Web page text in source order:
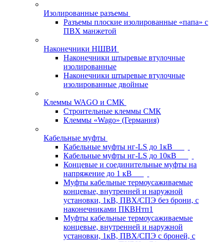
Изолированные разъемы
Разъемы плоские изолированные «папа» с
ПВХ манжетой
Наконечники НШВИ
Наконечники штыревые втулочные
изолированные
Наконечники штыревые втулочные
изолированные двойные
Клеммы WAGO и СМК
Строительные клеммы СМК
Клеммы «Wago» (Германия)
Кабельные муфты
Кабельные муфты нг-LS до 1кВ
Кабельные муфты нг-LS до 10кВ
Концевые и соединительные муфты на
напряжение до 1 кВ
Муфты кабельные термоусаживаемые
концевые, внутренней и наружной
установки, 1кВ, ПВХ/СПЭ без брони, с
наконечниками ПКВНтп1
Муфты кабельные термоусаживаемые
концевые, внутренней и наружной
установки, 1кВ, ПВХ/СПЭ с броней, с